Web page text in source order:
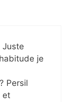
Juste
je
Persil
et